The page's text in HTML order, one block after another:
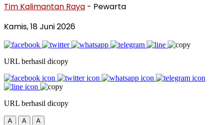
Tim Kalimantan Raya - Pewarta
Kamis, 18 Juni 2026
URL berhasil dicopy
URL berhasil dicopy
A A A